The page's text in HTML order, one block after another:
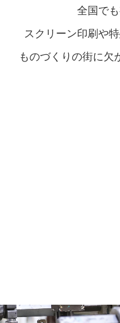
全国で
スクリーン印刷や
ものづくりの街に欠